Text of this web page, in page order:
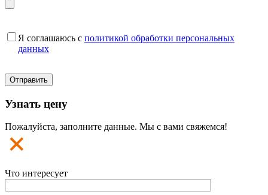
Я соглашаюсь с политикой обработки персональных
данных
Узнать цену
Пожалуйста, заполните данные. Мы с вами свяжемся!
Что интересует